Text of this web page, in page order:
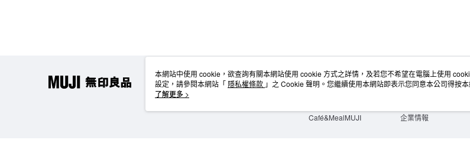
店舖情報
門市服務
Café&MealMUJI
空間改造企劃服務
大宗採購
企業情報
本網站中使用 cookie，欲查詢有關本網站使用 cookie 方式之詳情，及若您不希望在電腦上使用
設定，請參閱本網站「 隱私權條款 」之 Cookie 聲明。您繼續使用本網站即表示您同意本公司得按
使用 cookie。
了解更多 >